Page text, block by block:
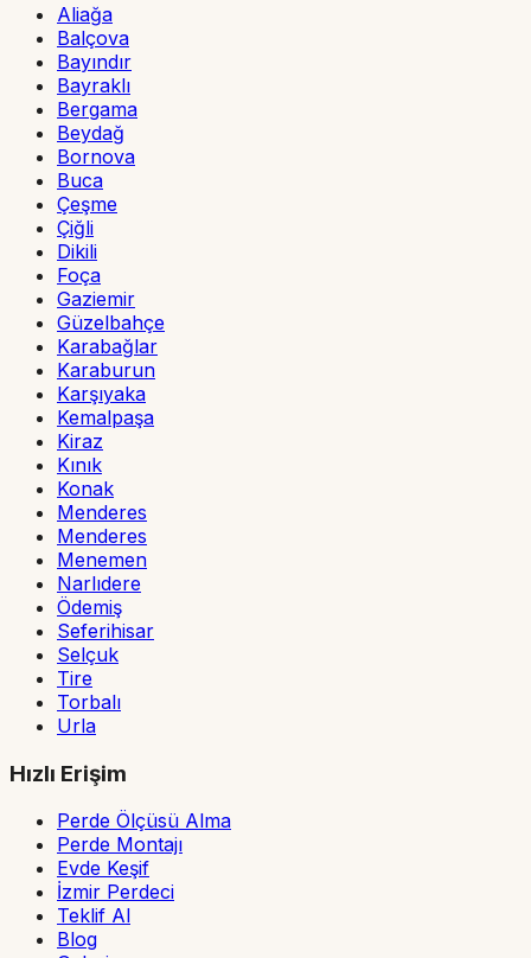
Aliağa
Balçova
Bayındır
Bayraklı
Bergama
Beydağ
Bornova
Buca
Çeşme
Çiğli
Dikili
Foça
Gaziemir
Güzelbahçe
Karabağlar
Karaburun
Karşıyaka
Kemalpaşa
Kiraz
Kınık
Konak
Menderes
Menderes
Menemen
Narlıdere
Ödemiş
Seferihisar
Selçuk
Tire
Torbalı
Urla
Hızlı Erişim
Perde Ölçüsü Alma
Perde Montajı
Evde Keşif
İzmir Perdeci
Teklif Al
Blog